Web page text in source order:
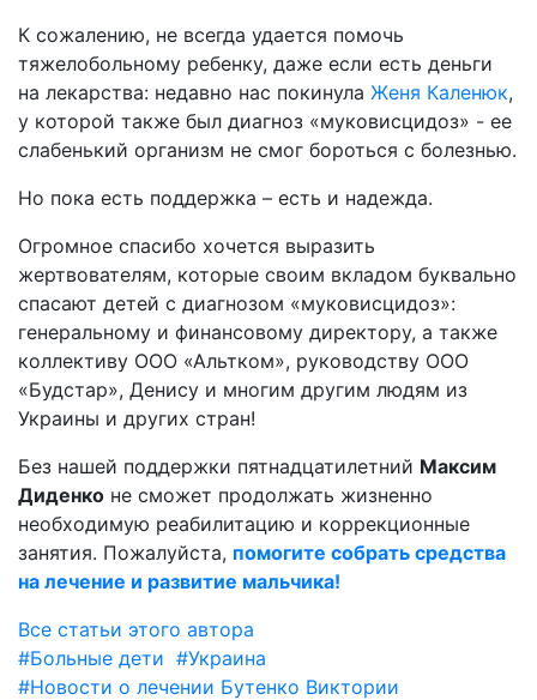
К сожалению, не всегда удается помочь
тяжелобольному ребенку, даже если есть деньги
на лекарства: недавно нас покинула Женя Каленюк,
у которой также был диагноз «муковисцидоз» - ее
слабенький организм не смог бороться с болезнью.
Но пока есть поддержка – есть и надежда.
Огромное спасибо хочется выразить
жертвователям, которые своим вкладом буквально
спасают детей с диагнозом «муковисцидоз»:
генеральному и финансовому директору, а также
коллективу ООО «Альтком», руководству ООО
«Будстар», Денису и многим другим людям из
Украины и других стран!
Без нашей поддержки пятнадцатилетний Максим
Диденко не сможет продолжать жизненно
необходимую реабилитацию и коррекционные
занятия. Пожалуйста, помогите собрать средства
на лечение и развитие мальчика!
Все статьи этого автора
#Больные дети #Украина
#Новости о лечении Бутенко Виктории